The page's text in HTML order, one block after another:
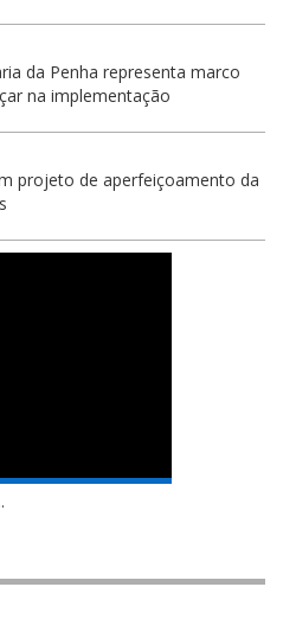
da Penha representa marco
na implementação
projeto de aperfeiçoamento da